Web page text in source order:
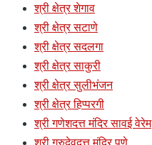
श्री क्षेत्र शेगाव
श्री क्षेत्र सटाणे
श्री क्षेत्र सदलगा
श्री क्षेत्र साकुरी
श्री क्षेत्र सुलीभंजन
श्री क्षेत्र हिप्परगी
श्री गणेशदत्त मंदिर सावई वेरेम
श्री गुरुदेवदत्त मंदिर पुणे